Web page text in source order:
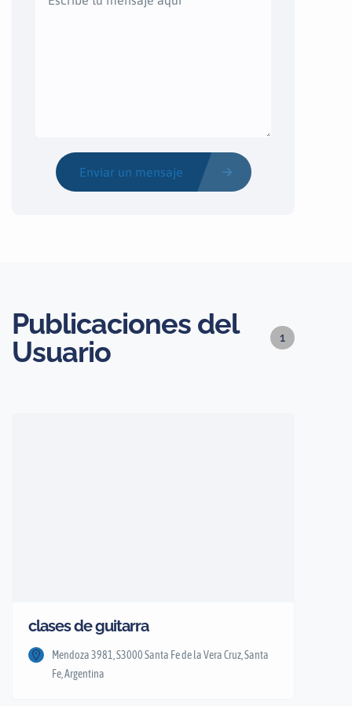
Enviar un mensaje
Publicaciones del
Usuario
1
clases de guitarra
Mendoza 3981, S3000 Santa Fe de la Vera Cruz, Santa
Fe, Argentina